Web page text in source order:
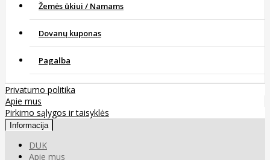
Žemės ūkiui / Namams
Dovanų kuponas
Pagalba
Privatumo politika
Apie mus
Pirkimo sąlygos ir taisyklės
Informacija
DUK
Apie mus